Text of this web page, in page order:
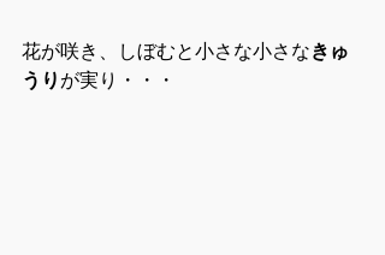
花が咲き、しぼむと小さな小さなきゅ
うり が実り・・・